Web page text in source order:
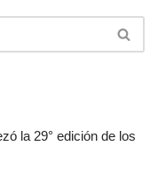
la 29° edición de los